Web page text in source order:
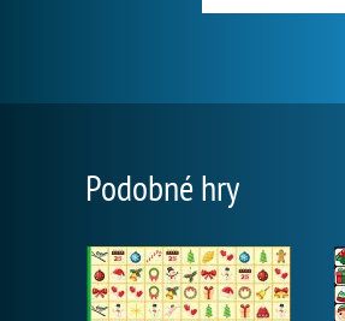
Podobné hry